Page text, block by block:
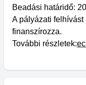
Beadási határidő:
A pályázati
finanszírozza.
További részletek: